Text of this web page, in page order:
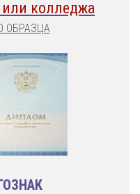
колледжа
ОБРАЗЦА